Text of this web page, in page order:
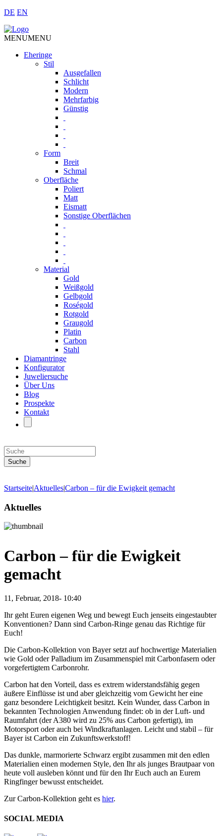
DE EN
MENUMENU
Eheringe
Stil
Ausgefallen
Schlicht
Modern
Mehrfarbig
Günstig
Form
Breit
Schmal
Oberfläche
Poliert
Matt
Eismatt
Sonstige Oberflächen
Material
Gold
Weißgold
Gelbgold
Roségold
Rotgold
Graugold
Platin
Carbon
Stahl
Diamantringe
Konfigurator
Juweliersuche
Über Uns
Blog
Prospekte
Kontakt
Startseite|Aktuelles|Carbon – für die Ewigkeit gemacht
Aktuelles
Carbon – für die Ewigkeit
gemacht
11, Februar, 2018- 10:40
Ihr geht Euren eigenen Weg und bewegt Euch jenseits eingestaubter
Konventionen? Dann sind Carbon-Ringe genau das Richtige für
Euch!
Die Carbon-Kollektion von Bayer setzt auf hochwertige Materialien
wie Gold oder Palladium im Zusammenspiel mit Carbonfasern oder
vorgefertigtem Carbonrohr.
Carbon hat den Vorteil, dass es extrem widerstandsfähig gegen
äußere Einflüsse ist und aber gleichzeitig vom Gewicht her eine
ganz besondere Leichtigkeit besitzt. Kein Wunder, dass Carbon in
bekannten Technologien Anwendung findet: ob in der Luft- und
Raumfahrt (der A380 wird zu 25% aus Carbon gefertigt), im
Motorsport oder auch bei Windkraftanlagen. Leicht und stabil – für
Bayer ist Carbon ein Zukunftswerkstoff!
Das dunkle, marmorierte Schwarz ergibt zusammen mit den edlen
Materialien einen modernen Style, den Ihr als junges Brautpaar von
heute voll ausleben könnt und für den Ihr Euch auch an Eurem
Ringfinger bewusst entscheidet.
Zur Carbon-Kollektion geht es hier.
SOCIAL MEDIA